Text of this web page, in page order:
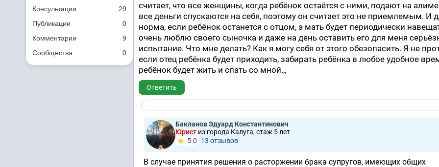
Консультации
29
Публикации
0
Комментарии
9
Сообщества
0
считает, что все женщины, когда ребёнок остаётся с ними, подают на
все деньги спускаются на себя, поэтому он считает это не приемлемым. И
норма, если ребёнок останется с отцом, а мать будет периодически
очень люблю своего сыночка и даже на день оставить его для меня
испытание. Что мне делать? Как я могу себя от этого обезопасить. Я не
если отец ребёнка будет приходить, забирать ребёнка в любое удобное
ребёнок будет жить и спать со мной.,,
Ответить
Бакланов Эдуард Константинович
Юрист из города Калуга, стаж 5 лет
5.0
13 отзывов
В случае принятия решения о расторжении брака супругов, имеющих общих